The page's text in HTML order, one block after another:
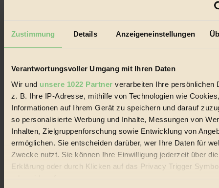
Zustimmung Details Anzeigeneinstellungen
Verantwortungsvoller Umgang mit Ihren Daten
Wir und unsere 1022 Partner verarbeiten Ihre persönlichen
z. B. Ihre IP-Adresse, mithilfe von Technologien wie
Informationen auf Ihrem Gerät zu speichern und darauf
so personalisierte Werbung und Inhalte, Messungen von
Inhalten, Zielgruppenforschung sowie Entwicklung von
ermöglichen. Sie entscheiden darüber, wer Ihre Daten für
Zwecke nutzt. Sie können Ihre Einwilligung jederzeit über
Erklärung oder durch Klicken auf das Privacy Trigger
oder widerrufen
Social Media
22.601 Fans auf Facebook
3.415 Follower auf Twitter
Themen
Nachhaltigkeit
Vegan